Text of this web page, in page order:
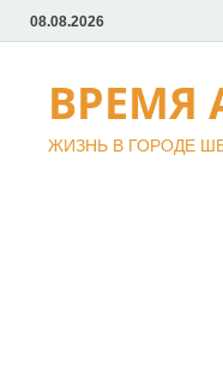
08.08.2026
ВРЕМЯ
ЖИЗНЬ В ГОРОДЕ